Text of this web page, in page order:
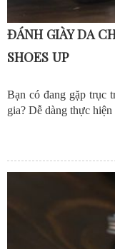
ĐÁNH GIÀY DA
SHOES UP
Bạn có đang gặp trục
gia? Dễ dàng thực